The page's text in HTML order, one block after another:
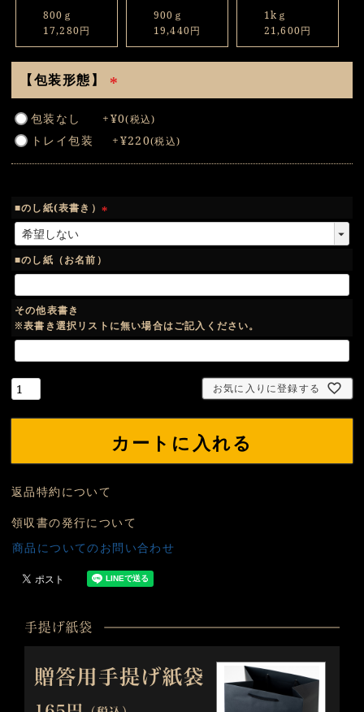
800ｇ
17,280円
900ｇ
19,440円
1kｇ
21,600円
【包装形態】
必
須
)
包装なし +¥0 税込
トレイ包装 +¥220 税込
■のし紙(表書き）
必
)
■のし紙（お名前）
その他表書き
※表書き選択リストに無い場合はご記入ください。
お気に入りに登録する
カートに入れる
返品特約について
領収書の発行について
商品についてのお問い合わせ